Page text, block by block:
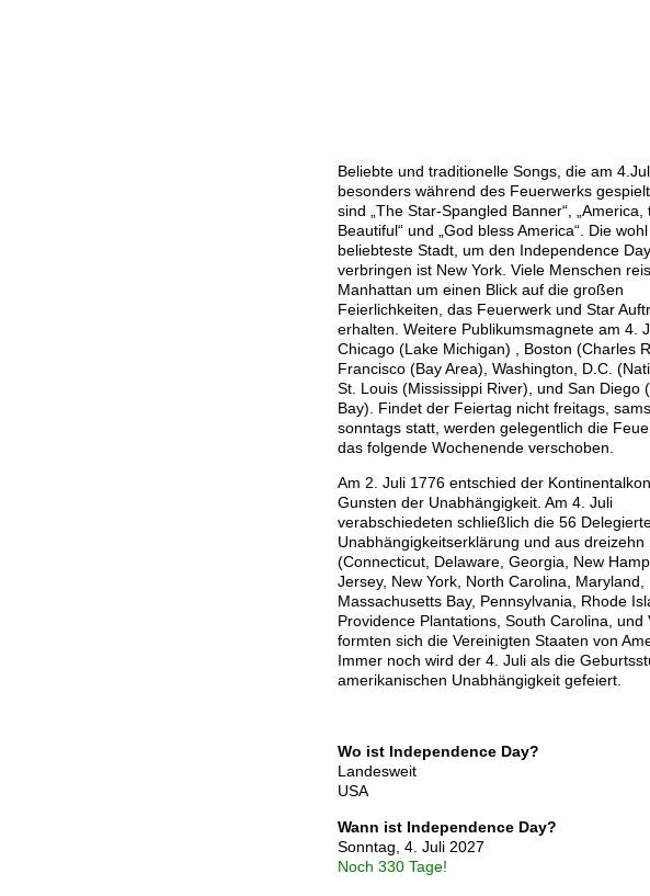
Beliebte und traditionelle Songs, die am
besonders während des Feuerwerks
sind „The Star-Spangled Banner“, „America,
Beautiful“ und „God bless America“. Die wohl
beliebteste Stadt, um den Independence
verbringen ist New York. Viele Menschen
Manhattan um einen Blick auf die großen
Feierlichkeiten, das Feuerwerk und Star
erhalten. Weitere Publikumsmagnete am 4.
Chicago (Lake Michigan) , Boston (Charles
Francisco (Bay Area), Washington, D.C.
St. Louis (Mississippi River), und San Diego
Bay). Findet der Feiertag nicht freitags,
sonntags statt, werden gelegentlich die
das folgende Wochenende verschoben.
Am 2. Juli 1776 entschied der
Gunsten der Unabhängigkeit. Am 4. Juli
verabschiedeten schließlich die 56
Unabhängigkeitserklärung und aus dreizehn
(Connecticut, Delaware, Georgia, New
Jersey, New York, North Carolina, Maryland,
Massachusetts Bay, Pennsylvania, Rhode
Providence Plantations, South Carolina, und
formten sich die Vereinigten Staaten von
Immer noch wird der 4. Juli als die
amerikanischen Unabhängigkeit gefeiert.
Wo ist Independence Day?
Landesweit
USA
Wann ist Independence Day?
Sonntag, 4. Juli 2027
Noch 330 Tage!